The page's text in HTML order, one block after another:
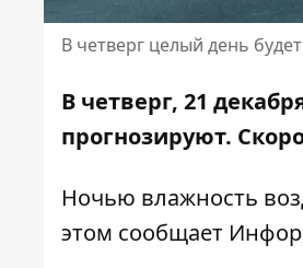
В четверг целый день
В четверг, 21
прогнозируют.
Ночью влажность
этом сообщает